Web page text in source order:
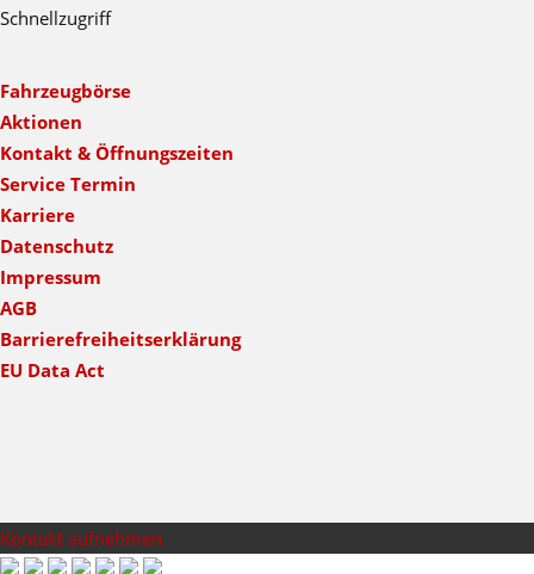
Schnellzugriff
Fahrzeugbörse
Aktionen
Kontakt & Öffnungszeiten
Service Termin
Karriere
Datenschutz
Impressum
AGB
Barrierefreiheitserklärung
EU Data Act
Kontakt aufnehmen